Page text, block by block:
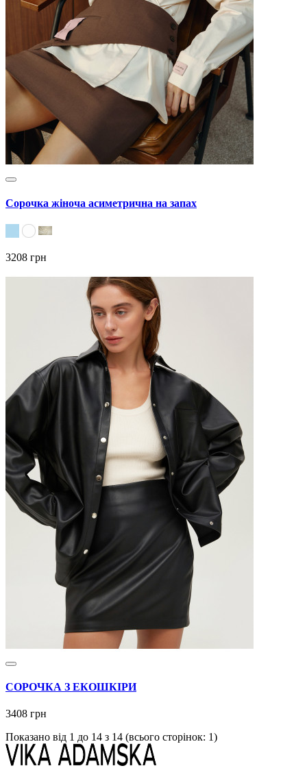
Сорочка жіноча асиметрична на запах
3208 грн
СОРОЧКА З ЕКОШКІРИ
3408 грн
Показано від 1 до 14 з 14 (всього сторінок: 1)